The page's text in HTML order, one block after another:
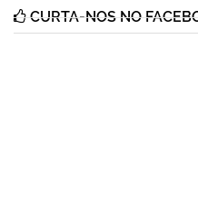
CURTA-NOS NO